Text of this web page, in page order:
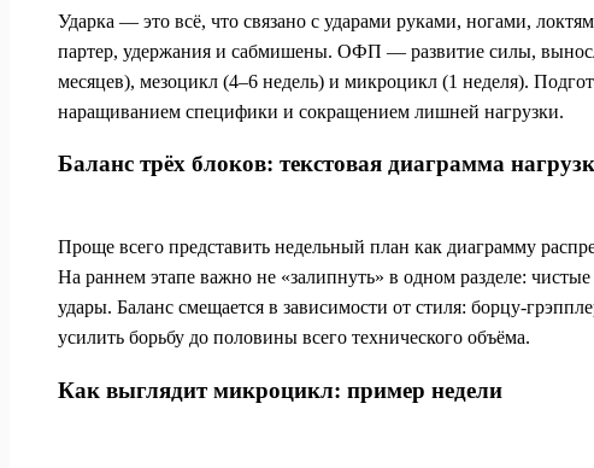
Ударка — это всё, что связано с ударами руками, ногами,
партер, удержания и сабмишены. ОФП — развитие силы,
месяцев), мезоцикл (4–6 недель) и микроцикл (1 неделя).
наращиванием специфики и сокращением лишней нагрузки.
Баланс трёх блоков: текстовая диаграмма
Проще всего представить недельный план как диаграмму
На раннем этапе важно не «залипнуть» в одном разделе:
удары. Баланс смещается в зависимости от стиля: борцу-
усилить борьбу до половины всего технического объёма.
Как выглядит микроцикл: пример недели